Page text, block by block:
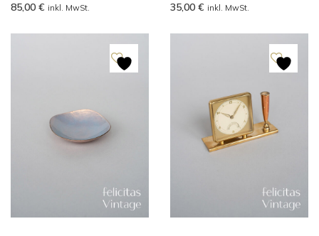
85,00 € inkl. MwSt. 35,00 € inkl. MwSt.